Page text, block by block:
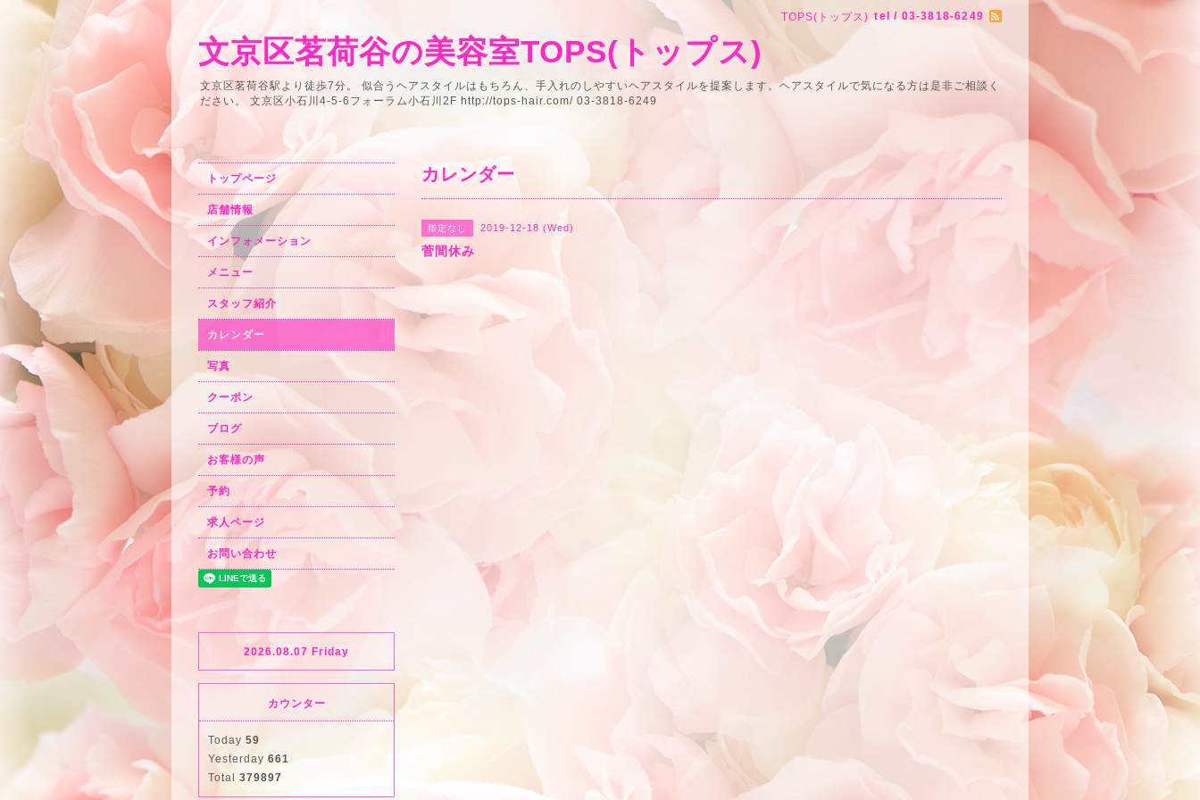
TOPS(トップス) tel / 03-3818-6249
文京区茗荷谷の美容室TOPS(トップス)
文京区茗荷谷駅より徒歩7分。 似合うヘアスタイルはもちろん、手入れのしやすいヘアスタイルを提案します。ヘアスタイルで気になる方は是非ご相談く
ださい。 文京区小石川4-5-6フォーラム小石川2F http://tops-hair.com/ 03-3818-6249
カレンダー
指定なし 2019-12-18 (Wed)
菅間休み
トップページ
店舗情報
インフォメーション
メニュー
スタッフ紹介
カレンダー
写真
クーポン
ブログ
お客様の声
予約
求人ページ
お問い合わせ
2026.08.07 Friday
カウンター
Today 59
Yesterday 661
Total 379897